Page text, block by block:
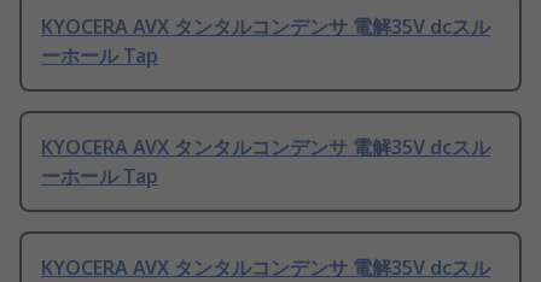
KYOCERA AVX タンタルコンデンサ 電解35V dcスル
ーホール Tap
KYOCERA AVX タンタルコンデンサ 電解35V dcスル
ーホール Tap
KYOCERA AVX タンタルコンデンサ 電解35V dcスル